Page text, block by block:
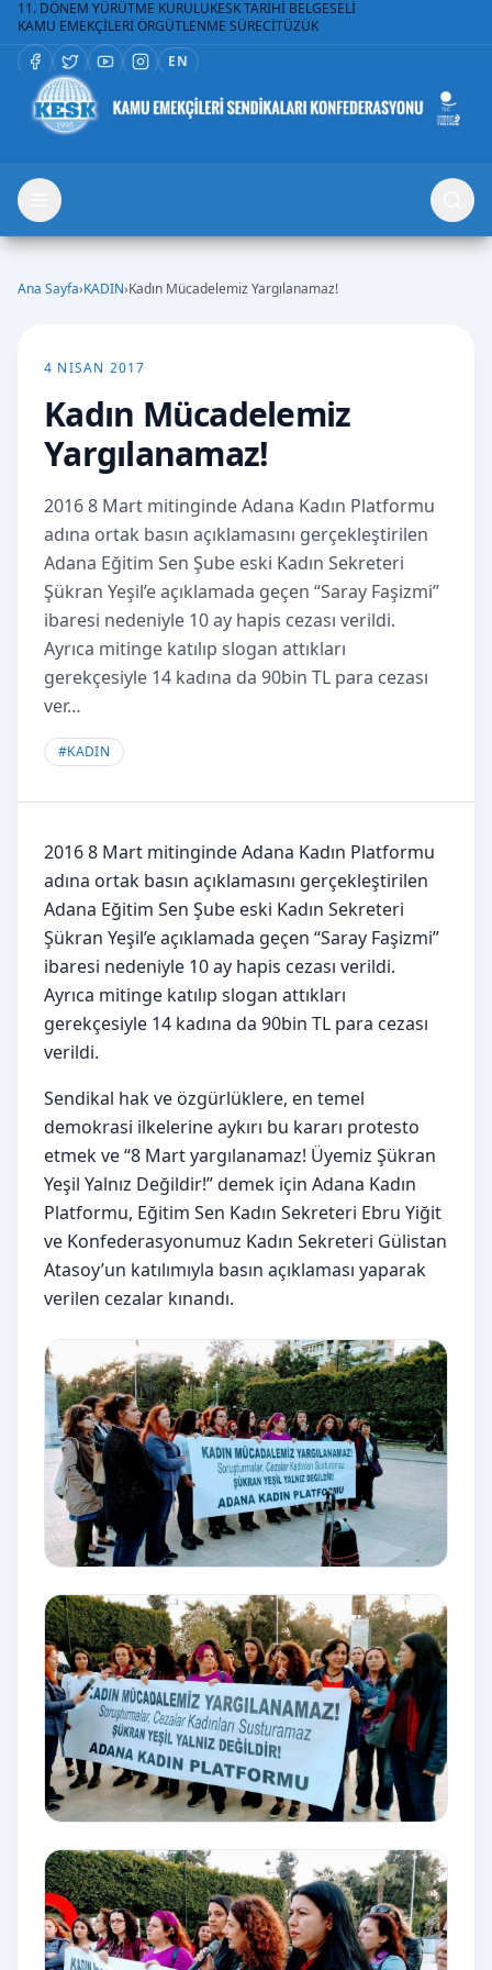
11. DÖNEM YÜRÜTME KURULUKESK TARİHİ BELGESELİ
KAMU EMEKÇİLERİ ÖRGÜTLENME SÜRECİTÜZÜK
EN
Ana Sayfa›KADIN›Kadın Mücadelemiz Yargılanamaz!
4 NISAN 2017
Kadın Mücadelemiz
Yargılanamaz!
2016 8 Mart mitinginde Adana Kadın Platformu
adına ortak basın açıklamasını gerçekleştirilen
Adana Eğitim Sen Şube eski Kadın Sekreteri
Şükran Yeşil’e açıklamada geçen “Saray Faşizmi”
ibaresi nedeniyle 10 ay hapis cezası verildi.
Ayrıca mitinge katılıp slogan attıkları
gerekçesiyle 14 kadına da 90bin TL para cezası
ver…
#KADIN
2016 8 Mart mitinginde Adana Kadın Platformu
adına ortak basın açıklamasını gerçekleştirilen
Adana Eğitim Sen Şube eski Kadın Sekreteri
Şükran Yeşil’e açıklamada geçen “Saray Faşizmi”
ibaresi nedeniyle 10 ay hapis cezası verildi.
Ayrıca mitinge katılıp slogan attıkları
gerekçesiyle 14 kadına da 90bin TL para cezası
verildi.
Sendikal hak ve özgürlüklere, en temel
demokrasi ilkelerine aykırı bu kararı protesto
etmek ve “8 Mart yargılanamaz! Üyemiz Şükran
Yeşil Yalnız Değildir!” demek için Adana Kadın
Platformu, Eğitim Sen Kadın Sekreteri Ebru Yiğit
ve Konfederasyonumuz Kadın Sekreteri Gülistan
Atasoy’un katılımıyla basın açıklaması yaparak
verilen cezalar kınandı.